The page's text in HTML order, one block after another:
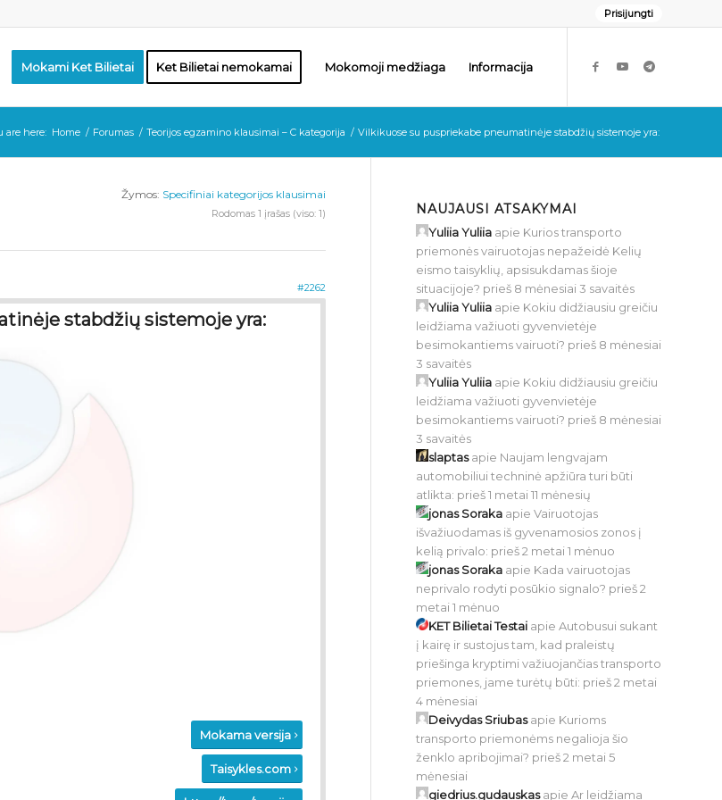
Prisijungti
Mokami Ket Bilietai Ket Bilietai nemokamai Mokomoji medžiaga Informacija
are here: Home / Forumas / Teorijos egzamino klausimai – C kategorija / Vilkikuose su puspriekabe pneumatinėje stabdžių sistemoje yra:
Žymos: Specifiniai kategorijos klausimai
Rodomas 1 įrašas (viso: 1)
#2262
stabdžių sistemoje yra:
Mokama versija
Taisykles.com
NAUJAUSI ATSAKYMAI
Yuliia Yuliia apie Kurios transporto
priemonės vairuotojas nepažeidė Kelių
eismo taisyklių, apsisukdamas šioje
situacijoje? prieš 8 mėnesiai 3 savaitės
Yuliia Yuliia apie Kokiu didžiausiu greičiu
leidžiama važiuoti gyvenvietėje
besimokantiems vairuoti? prieš 8 mėnesiai
3 savaitės
Yuliia Yuliia apie Kokiu didžiausiu greičiu
leidžiama važiuoti gyvenvietėje
besimokantiems vairuoti? prieš 8 mėnesiai
3 savaitės
slaptasapie Naujam lengvajam
automobiliui techninė apžiūra turi būti
atlikta: prieš 1 metai 11 mėnesių
jonas Soraka apieVairuotojas
išvažiuodamas iš gyvenamosios zonos į
kelią privalo: prieš 2 metai 1 mėnuo
jonas Soraka apie Kada vairuotojas
neprivalo rodyti posūkio signalo? prieš 2
metai 1 mėnuo
KET Bilietai Testai apieAutobusui sukant
į kairę ir sustojus tam, kad praleistų
priešinga kryptimi važiuojančias transporto
priemones, jame turėtų būti: prieš 2 metai
4 mėnesiai
Deivydas Sriubasapie Kurioms
transporto priemonėms negalioja šio
ženklo apribojimai? prieš 2 metai 5
mėnesiai
giedrius.gudauskasapieAr leidžiama